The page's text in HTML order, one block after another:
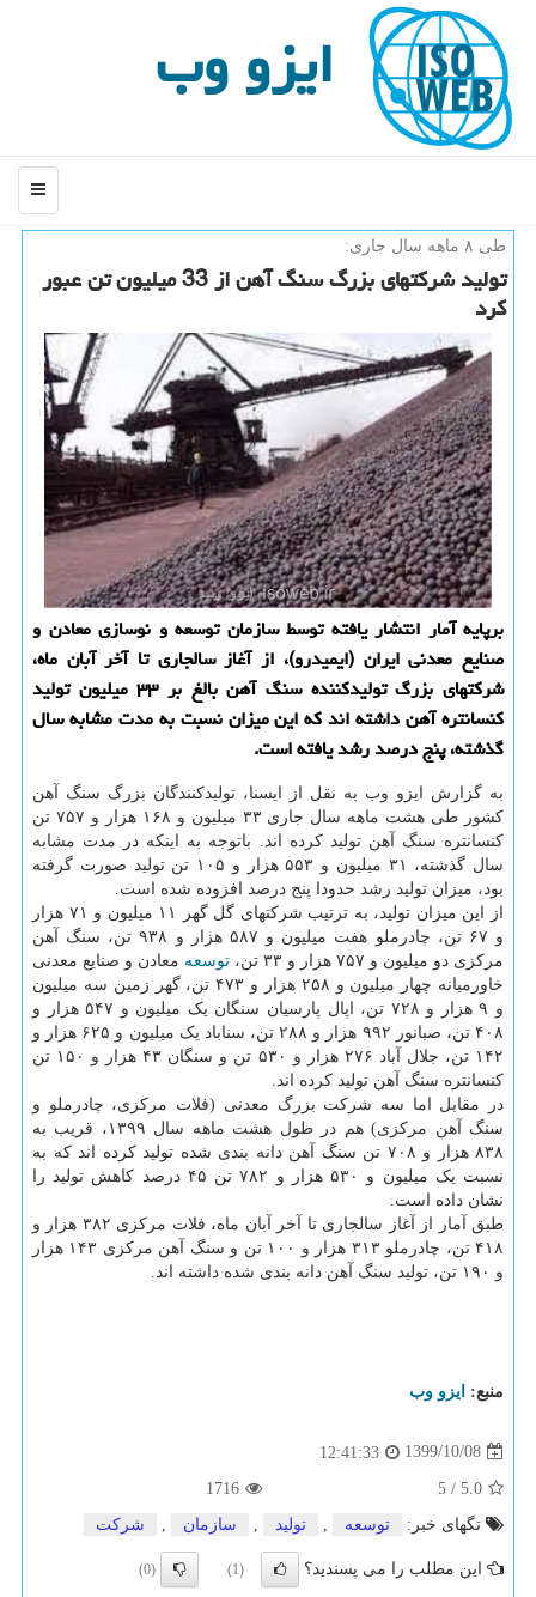
ایزو وب
منو
طی ۸ ماهه سال جاری:
تولید شركتهای بزرگ سنگ آهن از 33 میلیون تن عبور
كرد
برپایه آمار انتشار یافته توسط سازمان توسعه و نوسازی معادن و
صنایع معدنی ایران (ایمیدرو)، از آغاز سالجاری تا آخر آبان ماه،
شرکتهای بزرگ تولیدکننده سنگ آهن بالغ بر ۳۳ میلیون تولید
کنسانتره آهن داشته اند که این میزان نسبت به مدت مشابه سال
گذشته، پنج درصد رشد یافته است.
به گزارش ایزو وب به نقل از ایسنا، تولیدکنندگان بزرگ سنگ آهن
کشور طی هشت ماهه سال جاری ۳۳ میلیون و ۱۶۸ هزار و ۷۵۷ تن
کنسانتره سنگ آهن تولید کرده اند. باتوجه به اینکه در مدت مشابه
سال گذشته، ۳۱ میلیون و ۵۵۳ هزار و ۱۰۵ تن تولید صورت گرفته
بود، میزان تولید رشد حدودا پنج درصد افزوده شده است.
از این میزان تولید، به ترتیب شرکتهای گل گهر ۱۱ میلیون و ۷۱ هزار
و ۶۷ تن، چادرملو هفت میلیون و ۵۸۷ هزار و ۹۳۸ تن، سنگ آهن
مرکزی دو میلیون و ۷۵۷ هزار و ۳۳ تن،
توسعه معادن و صنایع معدنی
خاورمیانه چهار میلیون و ۲۵۸ هزار و ۴۷۳ تن، گهر زمین سه میلیون
و ۹ هزار و ۷۲۸ تن، اپال پارسیان سنگان یک میلیون و ۵۴۷ هزار و
۴۰۸ تن، صبانور ۹۹۲ هزار و ۲۸۸ تن، سناباد یک میلیون و ۶۲۵ هزار و
۱۴۲ تن، جلال آباد ۲۷۶ هزار و ۵۳۰ تن و سنگان ۴۳ هزار و ۱۵۰ تن
کنسانتره سنگ آهن تولید کرده اند.
در مقابل اما سه شرکت بزرگ معدنی (فلات مرکزی، چادرملو و
سنگ آهن مرکزی) هم در طول هشت ماهه سال ۱۳۹۹، قریب به
۸۳۸ هزار و ۷۰۸ تن سنگ آهن دانه بندی شده تولید کرده اند که به
نسبت یک میلیون و ۵۳۰ هزار و ۷۸۲ تن ۴۵ درصد کاهش تولید را
نشان داده است.
طبق آمار از آغاز سالجاری تا آخر آبان ماه، فلات مرکزی ۳۸۲ هزار و
۴۱۸ تن، چادرملو ۳۱۳ هزار و ۱۰۰ تن و سنگ آهن مرکزی ۱۴۳ هزار
و ۱۹۰ تن، تولید سنگ آهن دانه بندی شده داشته اند.
منبع: ایزو وب
1399/10/08
12:41:33
5.0
/
5
1716
تگهای خبر:
توسعه تولید سازمان شركت
این مطلب را می پسندید؟ (1)
(0)